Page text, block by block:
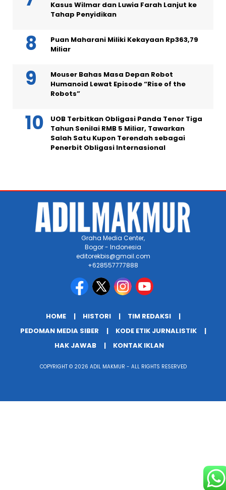
Kasus Wilmar dan Luwia Farah Lanjut ke
Tahap Penyidikan
Puan Maharani Miliki Kekayaan Rp363,79
Miliar
Mouser Bahas Masa Depan Robot
Humanoid Lewat Episode “Rise of the
Robots”
UOB Terbitkan Obligasi Panda Tenor Tiga
Tahun Senilai RMB 5 Miliar, Tawarkan
Salah Satu Kupon Terendah sebagai
Penerbit Obligasi Internasional
Graha Media Center,
Bogor - Indonesia
editorekbis@gmail.com
+628557777888
HOME HISTORI
TIM REDAKSI
PEDOMAN MEDIA SIBER
KODE ETIK JURNALISTIK
HAK JAWAB
KONTAK IKLAN
COPYRIGHT © 2026 ADIL MAKMUR - ALL RIGHTS RESERVED